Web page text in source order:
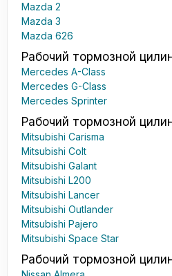
Mazda 2
Mazda 3
Mazda 626
Рабочий тормозной
Mercedes A-Class
Mercedes G-Class
Mercedes Sprinter
Рабочий тормозной
Mitsubishi Carisma
Mitsubishi Colt
Mitsubishi Galant
Mitsubishi L200
Mitsubishi Lancer
Mitsubishi Outlander
Mitsubishi Pajero
Mitsubishi Space Star
Рабочий тормозной